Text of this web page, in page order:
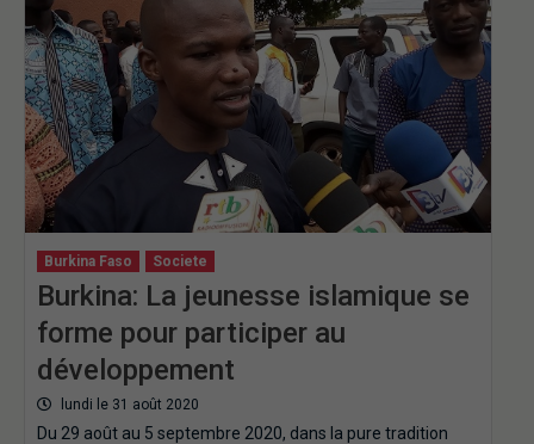
Burkina Faso Societe
Burkina: La jeunesse islamique se
forme pour participer au
développement
lundi le 31 août 2020
Du 29 août au 5 septembre 2020, dans la pure tradition